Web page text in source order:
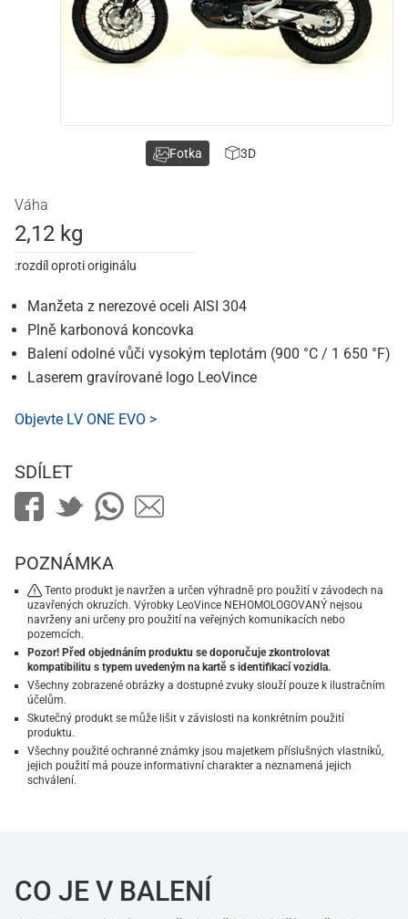
Váha
2,12 kg
:rozdíl oproti originálu
Manžeta z nerezové oceli AISI 304
Plně karbonová koncovka
Balení odolné vůči vysokým teplotám (900 °C / 1 650 °F)
Laserem gravírované logo LeoVince
Objevte LV ONE EVO >
Fotka 3D
SDÍLET
POZNÁMKA
Tento produkt je navržen a určen výhradně pro použití v závodech na
uzavřených okruzích. Výrobky LeoVince NEHOMOLOGOVANÝ nejsou
navrženy ani určeny pro použití na veřejných komunikacích nebo
pozemcích.
Pozor! Před objednáním produktu se doporučuje zkontrolovat
kompatibilitu s typem uvedeným na kartě s identifikací vozidla.
Všechny zobrazené obrázky a dostupné zvuky slouží pouze k ilustračním
účelům.
Skutečný produkt se může lišit v závislosti na konkrétním použití
produktu.
Všechny použité ochranné známky jsou majetkem příslušných vlastníků,
jejich použití má pouze informativní charakter a neznamená jejich
schválení.
CO JE V BALENÍ